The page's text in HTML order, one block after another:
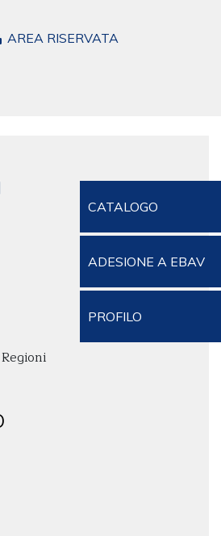
CATALOGO
ADESIONE A EBAV
PROFILO
AREA RISERVATA